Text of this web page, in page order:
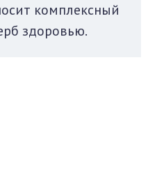
комплексный
здоровью.